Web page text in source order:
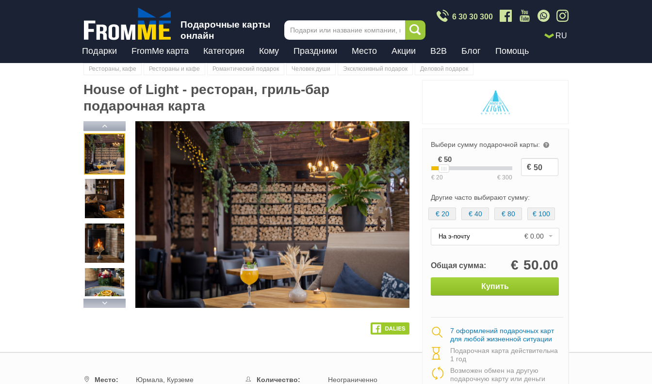
Подарочные карты
онлайн
6 30 30 300
RU
Подарки FromMe карта Категория Кому Праздники Место Акции B2B Блог Помощь
Рестораны, кафе Рестораны и кафе Романтический подарок Человек души Эксклюзивный подарок Деловой подарок
House of Light - ресторан, гриль-бар
подарочная карта
Previous
Next
Previous Next
Выбери сумму подарочной карты:
Другие часто выбирают сумму:
€ 20 € 40 € 80 € 100
На э-почту € 0.00
Общая сумма: 50.00
€
Купить
7 оформлений подарочных карт
для любой жизненной ситуации
Подарочная карта действительна
1 год
Возможен обмен на другую
подарочную карту или деньги
Mестo: Юрмала,
Курземе
Количество:
Неограниченно